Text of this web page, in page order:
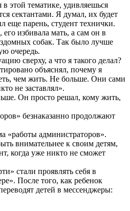
этой тематике, удивляешься
сектантами. Я думал, их будет
еще парень, студент технички.
избивала мать, а сам он в
собак. Так было лучше
очередь.
сверху, а что я такого делал?
объяснял, почему я
чем жить. Не больше. Они сами
не заставлял».
Он просто решал, кому жить,
безнаказанно продолжают
«работы администраторов».
внимательнее к своим детям,
когда уже никто не сможет
стали проявлять себя в
После того, как ребенок
детей в мессенджеры: